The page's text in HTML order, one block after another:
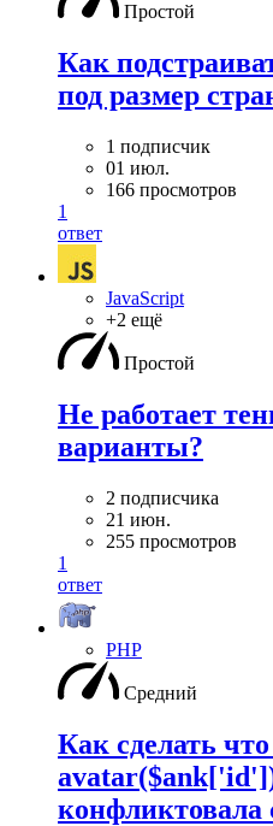
Простой
Как
под размер
1 подписчик
01 июл.
166 просмотров
1
ответ
JavaScript
+2 ещё
Простой
Не работает
варианты?
2 подписчика
21 июн.
255 просмотров
1
ответ
PHP
Средний
Как сделать
конфликтовала